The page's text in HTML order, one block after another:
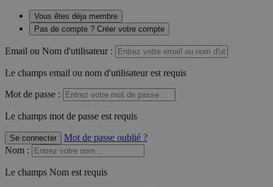
Vous êtes déja membre
Pas de compte ? Créer votre compte
Email ou Nom d'utilisateur :
Le champs email ou nom d'utilisateur est requis
Mot de passe :
Le champs mot de passe est requis
Se connecter
Mot de passe oublié ?
Nom :
Le champs Nom est requis